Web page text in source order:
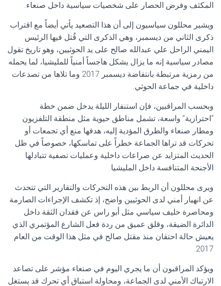
المكثف وفرض الحصار على شخصيات سياسية داخل صنعاء.
ويشير محللون سياسيون إلى أن هذا التصعيد يأتي أيضاً مع اقتراب
ذكرى الثاني من ديسمبر، وهي الذكرى التي قُتل فيها الرئيس
اليمني الراحل علي عبدالله صالح على يد الحوثيين، وهو تاريخ تقول
مصادر سياسية إنه ما يزال يشكل هاجساً أمنياً للمليشيا، لما يحمله
من رمزية مرتبطة بانتفاضة ديسمبر 2017 وما تلاها من تصدعات
داخلية في جماعة الحوثي.
وبحسب المراقبين، فإن استنفار الليلة يدخل ضمن خطة
“احترازية” واسعة، تشمل مناطق حيوية مثل منطقة التلفزيون
ومطار صنعاء والطرق المؤدية إليه، هدفها منع أي تجمعات أو
تحركات قد تراها الجماعة خطراً على تماسكها، خصوصاً في ظل
الحديث المتزايد عن صراعات داخلية وعمليات تصفية تتبادلها
الأجنحة المتنافسة داخل المليشيا.
ويرى محللون أن الربط بين هذه التحركات والتقارير التي تتحدث
عن انهيار أمني لدى الحوثيين واضح، إذ تكشف الإجراءات الصارمة
ومحاصرة حليف سياسي مثل أبو راس عن فقدان الثقة داخل
الدائرة الضيقة، وقلق عميق من ردة فعل الشارع المؤتمري الذي
يعيش حالة احتقان منذ مقتل صالح في مثل هذا الوقت من العام
2017.
ويؤكد المراقبون أن ما يجري اليوم في صنعاء مؤشر على تصاعد
الارتباك الأمني لدى الجماعة، ومحاولة استباق أي تحرك قد يستغل